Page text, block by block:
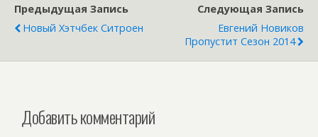
Предыдущая Запись
Новый Хэтчбек Ситроен
Следующая Запись
Евгений Новиков
Пропустит Сезон 2014
Добавить комментарий